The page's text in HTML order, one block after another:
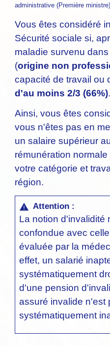
administrative (Première ministre)
Vous êtes considéré
Sécurité sociale si,
maladie survenu
(origine non
capacité de travail ou
d'au moins 2/3 (66%).
Ainsi, vous êtes
vous n'êtes pas en
un salaire supérieur
rémunération
votre catégorie et
région.
warning Attention :
La notion d'invalidité
confondue avec celle
évaluée par la
effet, un salarié
systématiquement
d'une pension
assuré invalide n'est
systématiquement